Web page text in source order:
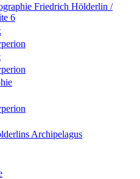
Friedrich Hölderlin /
6
Archipelagus